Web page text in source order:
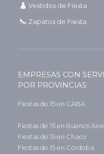
Vestidos de Fiesta
Zapatos de Fiesta
EMPRESAS CON
POR PROVINCIAS
Fiestas de 15 en CABA
Fiestas de 15 en Buenos
Fiestas de 15 en Chaco
Fiestas de 15 en Córdoba